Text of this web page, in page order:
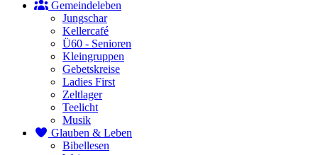
Gemeindeleben
Jungschar
Kellercafé
Ü60 - Senioren
Kleingruppen
Gebetskreise
Ladies First
Zeltlager
Teelicht
Musik
Glauben & Leben
Bibellesen